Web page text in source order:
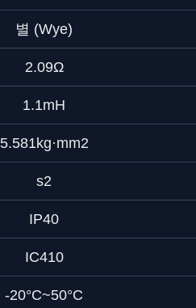
별 (Wye)
2.09Ω
1.1mH
5.581kg·mm2
s2
IP40
IC410
-20°C~50°C